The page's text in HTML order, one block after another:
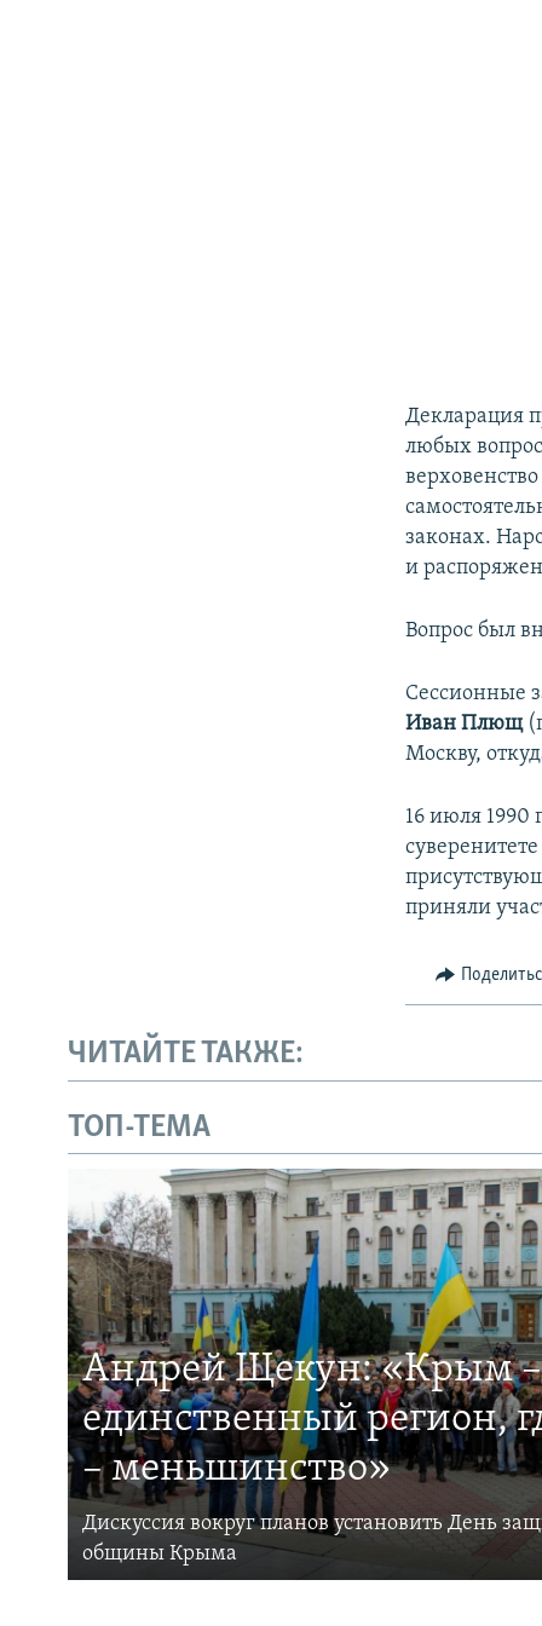
Декларация
любых
законах.
и
Вопрос был
Сессионные
Иван Плющ
Москву,
16 июля 1990
приняли
ЧИТАЙТЕ ТАКЖЕ:
ТОП-ТЕМА
Андрей Щекун: «Крым –
единственный регион,
– меньшинство»
Дискуссия вокруг планов установить День
общины Крыма